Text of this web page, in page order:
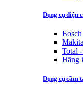
Dụng cụ điện
Total
Hãng
Dụng cụ cầm